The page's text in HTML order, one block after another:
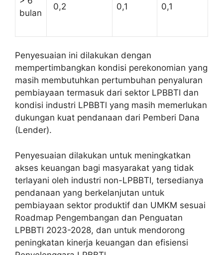
bulan
0,2 0,1 0,1
Penyesuaian ini dilakukan dengan
mempertimbangkan kondisi perekonomian yang
masih membutuhkan pertumbuhan penyaluran
pembiayaan termasuk dari sektor LPBBTI dan
kondisi industri LPBBTl yang masih memerlukan
dukungan kuat pendanaan dari Pemberi Dana
(Lender).
Penyesuaian dilakukan untuk meningkatkan
akses keuangan bagi masyarakat yang tidak
terlayani oleh industri non-LPBBTI, tersedianya
pendanaan yang berkelanjutan untuk
pembiayaan sektor produktif dan UMKM sesuai
Roadmap Pengembangan dan Penguatan
LPBBTl 2023-2028, dan untuk mendorong
peningkatan kinerja keuangan dan efisiensi